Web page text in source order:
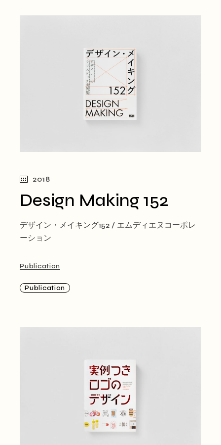
2018
Design Making 152
デザイン・メイキング152 / エムディエヌコーポレ
ーション
Publication
Publication